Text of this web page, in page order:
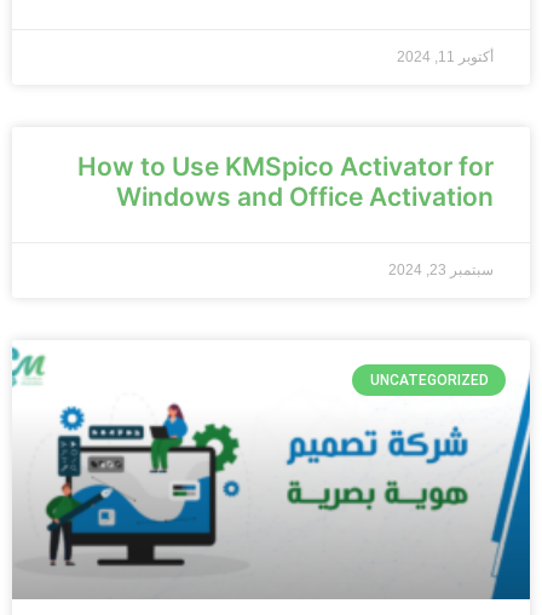
أكتوبر 11, 2024
How to Use KMSpico Activator for
Windows and Office Activation
سبتمبر 23, 2024
UNCATEGORIZED